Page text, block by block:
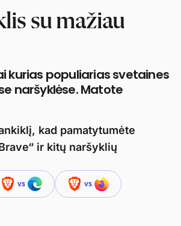
su mažiau
kurias populiarias svetaines
naršyklėse. Matote
kad pamatytumėte
ir kitų naršyklių
vs vs